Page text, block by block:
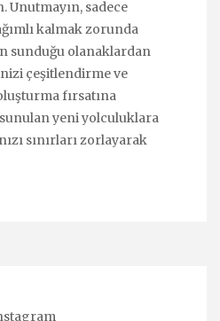
sadece
kalmak zorunda
sunduğu olanaklardan
çeşitlendirme ve
fırsatına
yeni yolculuklara
sınırları zorlayarak